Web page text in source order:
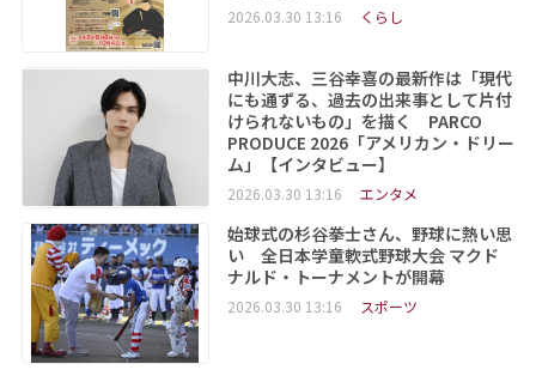
2026.03.30 13:16 くらし
中川大志、三谷幸喜の最新作は「現代
にも通ずる、過去の出来事として片付
けられないもの」を描く PARCO
PRODUCE 2026「アメリカン・ドリー
ム」【インタビュー】
2026.03.30 13:16 エンタメ
始球式の杉谷拳士さん、野球に熱い思
い 全日本学童軟式野球大会 マクド
ナルド・トーナメントが開幕
2026.03.30 13:16 スポーツ